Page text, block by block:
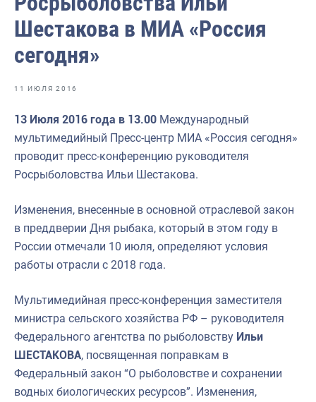
Отраслевые СМИ
Выставки и конференции
Научно-практическая литература
Рыбоохрана России
Отрасль в цифрах
Инфографика
Большая африканская экспедиция
События в России и мире
Шестакова в МИА «Россия
сегодня»
11 ИЮЛЯ 2016
13 Июля 2016 года в 13.00 Международный
мультимедийный Пресс-центр МИА «Россия сегодня»
проводит пресс-конференцию руководителя
Росрыболовства Ильи Шестакова.
Изменения, внесенные в основной отраслевой закон
в преддверии Дня рыбака, который в этом году в
России отмечали 10 июля, определяют условия
работы отрасли с 2018 года.
Мультимедийная пресс-конференция заместителя
министра сельского хозяйства РФ – руководителя
Федерального агентства по рыболовству Ильи
ШЕСТАКОВА, посвященная поправкам в
Федеральный закон “О рыболовстве и сохранении
водных биологических ресурсов”. Изменения,